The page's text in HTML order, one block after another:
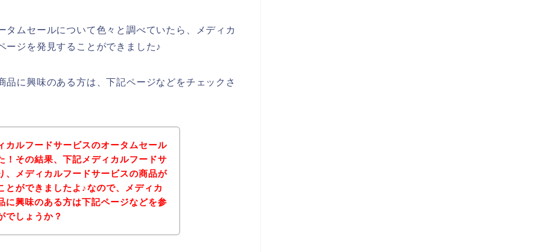
タムセールについて色々と調べていたら、メディカ
ージを発見することができました♪
品に興味のある方は、下記ページなどをチェックさ
カルフードサービスのオータムセール
！その結果、下記メディカルフードサ
、メディカルフードサービスの商品が
とができましたよ♪なので、メディカ
に興味のある方は下記ページなどを参
でしょうか？